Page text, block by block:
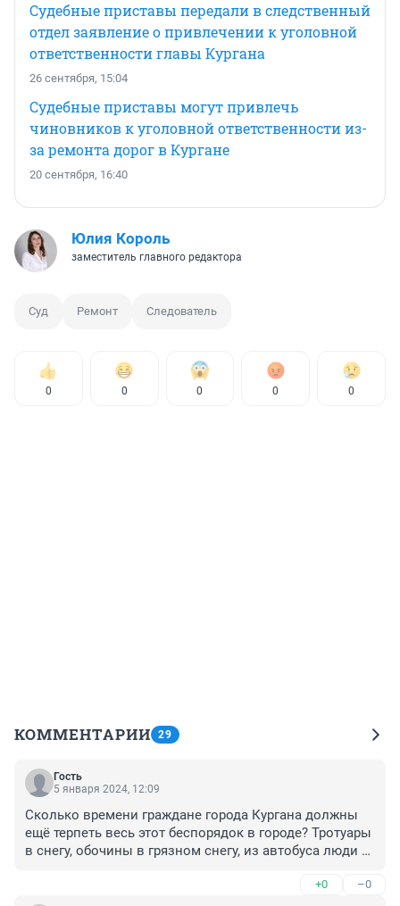
Судебные приставы передали в следственный
отдел заявление о привлечении к уголовной
ответственности главы Кургана
26 сентября, 15:04
Судебные приставы могут привлечь
чиновников к уголовной ответственности из-
за ремонта дорог в Кургане
20 сентября, 16:40
Юлия Король
заместитель главного редактора
Суд Ремонт Следователь
0 0 0 0 0
КОММЕНТАРИИ 29
Гость
5 января 2024, 12:09
Сколько времени граждане города Кургана должны
ещё терпеть весь этот беспорядок в городе? Тротуары
в снегу, обочины в грязном снегу, из автобуса люди
+0 –0